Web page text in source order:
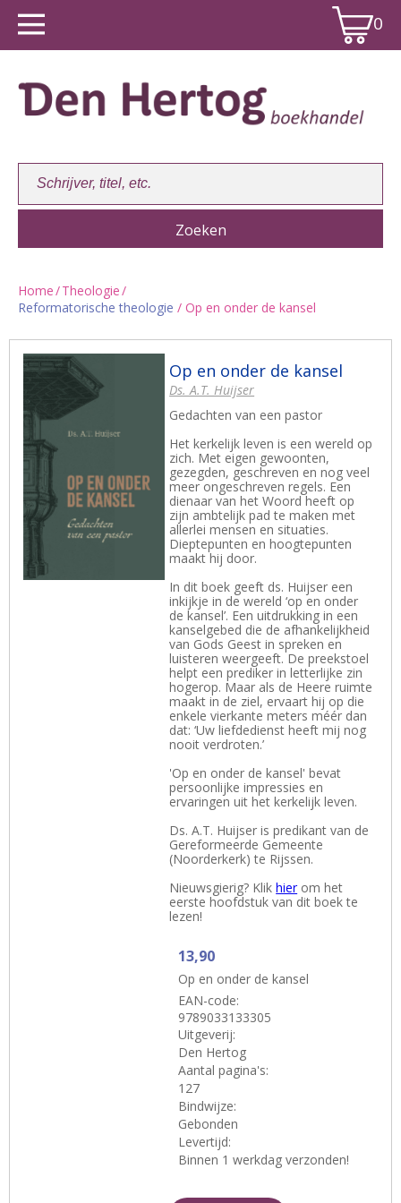
0
Winkelwagen:
Home/Theologie/
Reformatorische theologie / Op en onder de kansel
Op en onder de kansel
Ds. A.T. Huijser
Gedachten van een pastor
Het kerkelijk leven is een wereld op
zich. Met eigen gewoonten,
gezegden, geschreven en nog veel
meer ongeschreven regels. Een
dienaar van het Woord heeft op
zijn ambtelijk pad te maken met
allerlei mensen en situaties.
Dieptepunten en hoogtepunten
maakt hij door.
In dit boek geeft ds. Huijser een
inkijkje in de wereld ‘op en onder
de kansel’. Een uitdrukking in een
kanselgebed die de afhankelijkheid
van Gods Geest in spreken en
luisteren weergeeft. De preekstoel
helpt een prediker in letterlijke zin
hogerop. Maar als de Heere ruimte
maakt in de ziel, ervaart hij op die
enkele vierkante meters méér dan
dat: ‘Uw liefdedienst heeft mij nog
nooit verdroten.’
'Op en onder de kansel' bevat
persoonlijke impressies en
ervaringen uit het kerkelijk leven.
Ds. A.T. Huijser is predikant van de
Gereformeerde Gemeente
(Noorderkerk) te Rijssen.
Nieuwsgierig? Klikhierom het
eerste hoofdstuk van dit boek te
lezen!
13,90
Op en onder de kansel
EAN-code:
9789033133305
Uitgeverij:
Den Hertog
Aantal pagina's:
127
Bindwijze:
Gebonden
Levertijd:
Binnen 1 werkdag verzonden!